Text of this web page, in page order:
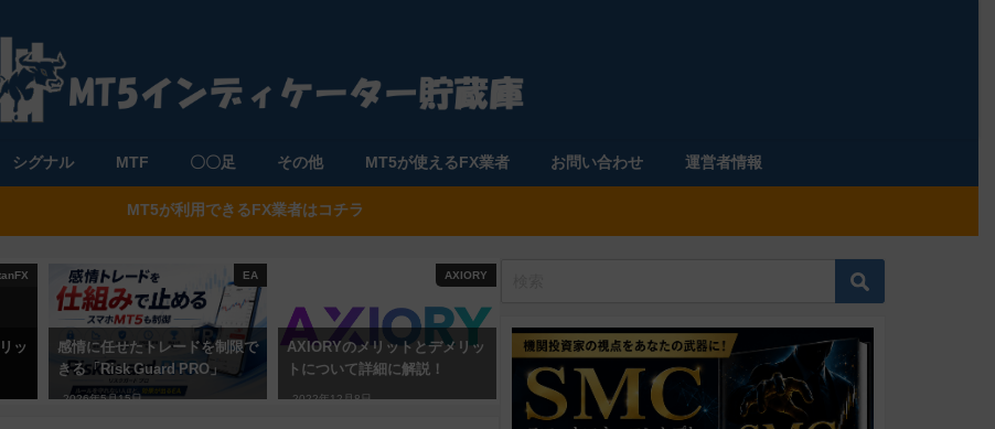
シグナル MTF 〇〇足 その他 MT5が使えるFX業者 お問い合わせ 運営者情報
MT5が利用できるFX業者はコチラ
ッ
EA
感情に任せたトレードを制限で
きる「Risk Guard PRO」
2026年5月15日
AXIORY
AXIORYのメリットとデメリッ
トについて詳細に解説！
2022年12月8日